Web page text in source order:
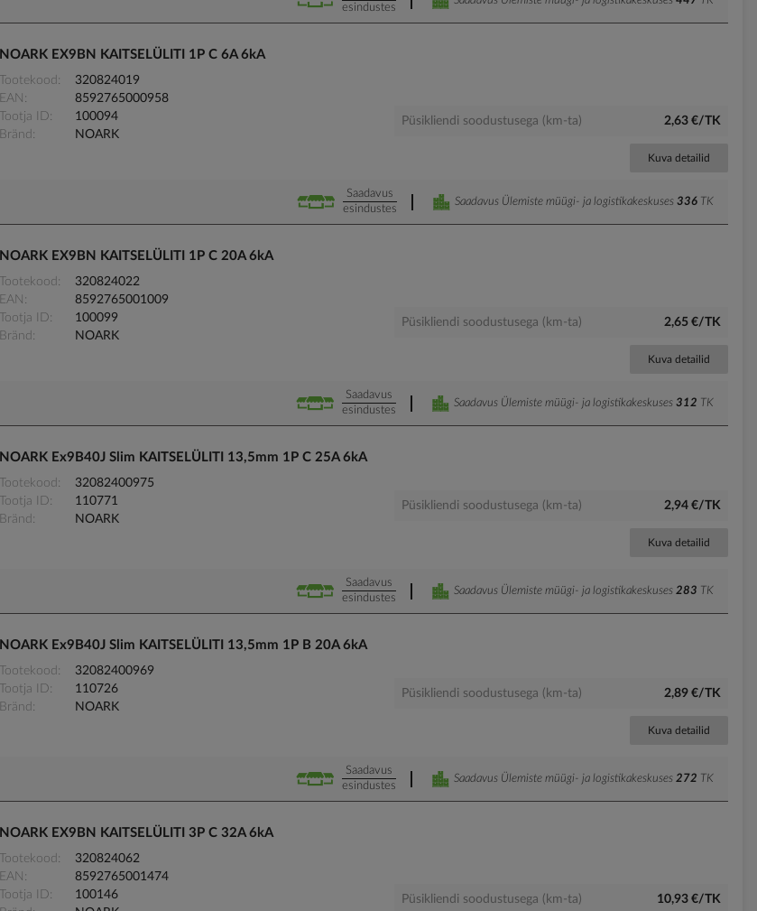
esindustes
NOARK EX9BN KAITSELÜLITI 1P C 6A 6kA
Tootekood
320824019
EAN
8592765000958
Tootja ID
100094
Bränd
NOARK
Püsikliendi soodustusega (km-ta) 2,63 €/TK
Kuva detailid
Saadavus
esindustes
Saadavus Ülemiste müügi- ja logistikakeskuses 336 TK
NOARK EX9BN KAITSELÜLITI 1P C 20A 6kA
Tootekood
320824022
EAN
8592765001009
Tootja ID
100099
Bränd
NOARK
Püsikliendi soodustusega (km-ta) 2,65 €/TK
Kuva detailid
Saadavus
esindustes
Saadavus Ülemiste müügi- ja logistikakeskuses 312 TK
NOARK Ex9B40J Slim KAITSELÜLITI 13,5mm 1P C 25A 6kA
Tootekood
32082400975
Tootja ID
110771
Bränd
NOARK
Püsikliendi soodustusega (km-ta) 2,94 €/TK
Kuva detailid
Saadavus
esindustes
Saadavus Ülemiste müügi- ja logistikakeskuses 283 TK
NOARK Ex9B40J Slim KAITSELÜLITI 13,5mm 1P B 20A 6kA
Tootekood
32082400969
Tootja ID
110726
Bränd
NOARK
Püsikliendi soodustusega (km-ta) 2,89 €/TK
Kuva detailid
Saadavus
esindustes
Saadavus Ülemiste müügi- ja logistikakeskuses 272 TK
NOARK EX9BN KAITSELÜLITI 3P C 32A 6kA
Tootekood
320824062
EAN
8592765001474
Tootja ID
100146
Püsikliendi soodustusega (km-ta) 10,93 €/TK